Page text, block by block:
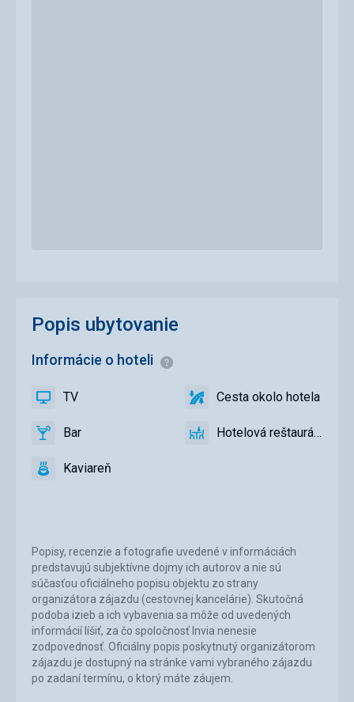
Popisy, recenzie a fotografie uvedené v informáciách
predstavujú subjektívne dojmy ich autorov a nie sú
súčasťou oficiálneho popisu objektu zo strany
organizátora zájazdu (cestovnej kancelárie). Skutočná
podoba izieb a ich vybavenia sa môže od uvedených
informácií líšiť, za čo spoločnosť Invia nenesie
zodpovednosť. Oficiálny popis poskytnutý organizátorom
zájazdu je dostupný na stránke vami vybraného zájazdu
po zadaní termínu, o ktorý máte záujem.
Popis ubytovanie
Informácie o hoteli Informácie
TV TV
áno
Cesta
hotela
Cesta okolo hotela
áno
Bar Bar
áno
Hotelová
Hotelová reštaurácia
áno
KaviareňKaviareň
áno